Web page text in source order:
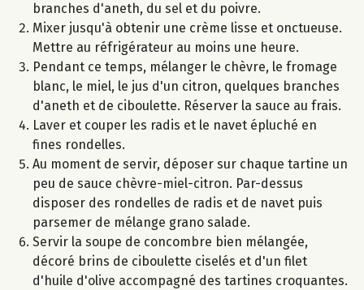
branches d'aneth, du sel et du poivre.
Mixer jusqu'à obtenir une crème lisse et onctueuse.
Mettre au réfrigérateur au moins une heure.
Pendant ce temps, mélanger le chèvre, le fromage
blanc, le miel, le jus d'un citron, quelques branches
d'aneth et de ciboulette. Réserver la sauce au frais.
Laver et couper les radis et le navet épluché en
fines rondelles.
Au moment de servir, déposer sur chaque tartine un
peu de sauce chèvre-miel-citron. Par-dessus
disposer des rondelles de radis et de navet puis
parsemer de mélange grano salade.
Servir la soupe de concombre bien mélangée,
décoré brins de ciboulette ciselés et d'un filet
d'huile d'olive accompagné des tartines croquantes.